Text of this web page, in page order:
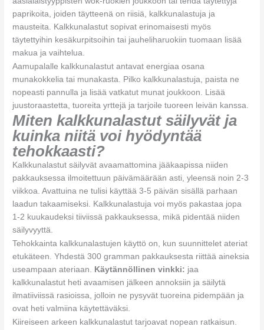
paprikoita, joiden täytteenä on riisiä, kalkkunalastuja ja
mausteita. Kalkkunalastut sopivat erinomaisesti myös
täytettyihin kesäkurpitsoihin tai jauheliharuokiin tuomaan lisää
makua ja vaihtelua.
Aamupalalle kalkkunalastut antavat energiaa osana
munakokkelia tai munakasta. Pilko kalkkunalastuja, paista ne
nopeasti pannulla ja lisää vatkatut munat joukkoon. Lisää
juustoraastetta, tuoreita yrttejä ja tarjoile tuoreen leivän kanssa.
Miten kalkkunalastut säilyvät ja
kuinka niitä voi hyödyntää
tehokkaasti?
Kalkkunalastut säilyvät avaamattomina jääkaapissa niiden
pakkauksessa ilmoitettuun päivämäärään asti, yleensä noin 2-3
viikkoa. Avattuina ne tulisi käyttää 3-5 päivän sisällä parhaan
laadun takaamiseksi. Kalkkunalastuja voi myös pakastaa jopa
1-2 kuukaudeksi tiiviissä pakkauksessa, mikä pidentää niiden
säilyvyyttä.
Tehokkainta kalkkunalastujen käyttö on, kun suunnittelet ateriat
etukäteen. Yhdestä 300 gramman pakkauksesta riittää aineksia
useampaan ateriaan. Käytännöllinen vinkki: jaa
kalkkunalastut heti avaamisen jälkeen annoksiin ja säilytä
ilmatiiviissä rasioissa, jolloin ne pysyvät tuoreina pidempään ja
ovat heti valmiina käytettäväksi.
Kiireiseen arkeen kalkkunalastut tarjoavat nopean ratkaisun.